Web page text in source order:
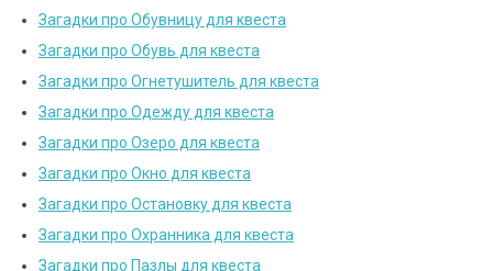
Загадки про Обувницу для квеста
Загадки про Обувь для квеста
Загадки про Огнетушитель для квеста
Загадки про Одежду для квеста
Загадки про Озеро для квеста
Загадки про Окно для квеста
Загадки про Остановку для квеста
Загадки про Охранника для квеста
Загадки про Пазлы для квеста